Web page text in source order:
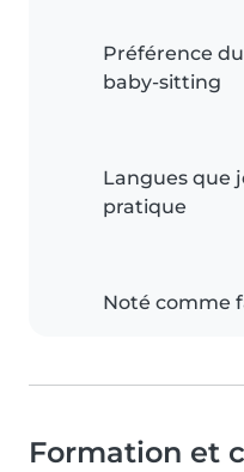
Préférence
baby-sitting
Langues que
pratique
Noté comme
Formation et